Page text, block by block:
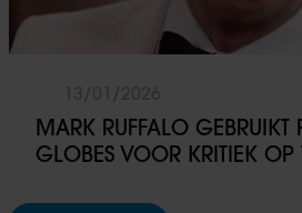
MARK RUFFALO GEBRUIKT
GLOBES VOOR KRITIEK OP